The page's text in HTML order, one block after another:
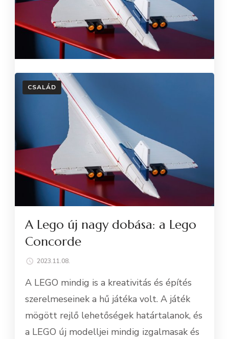
CSALÁD
A Lego új nagy dobása: a Lego
Concorde
2023.11.08.
A LEGO mindig is a kreativitás és építés
szerelmeseinek a hű játéka volt. A játék
mögött rejlő lehetőségek határtalanok, és
a LEGO új modelljei mindig izgalmasak és